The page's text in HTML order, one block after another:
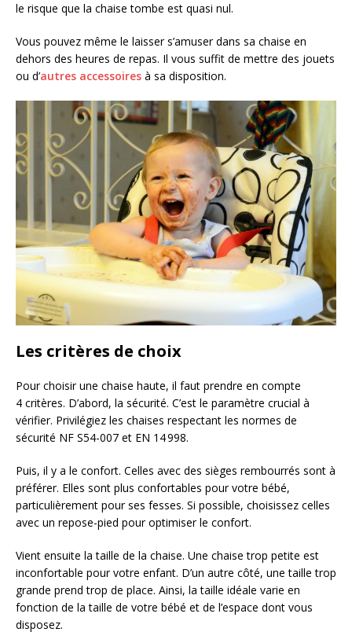
le risque que la chaise tombe est quasi nul.
Vous pouvez même le laisser s’amuser dans sa chaise en
dehors des heures de repas. Il vous suffit de mettre des jouets
ou d’autres accessoires à sa disposition.
Les critères de choix
Pour choisir une chaise haute, il faut prendre en compte
4 critères. D’abord, la sécurité. C’est le paramètre crucial à
vérifier. Privilégiez les chaises respectant les normes de
sécurité NF S54-007 et EN 14 998.
Puis, il y a le confort. Celles avec des sièges rembourrés sont à
préférer. Elles sont plus confortables pour votre bébé,
particulièrement pour ses fesses. Si possible, choisissez celles
avec un repose-pied pour optimiser le confort.
Vient ensuite la taille de la chaise. Une chaise trop petite est
inconfortable pour votre enfant. D’un autre côté, une taille trop
grande prend trop de place. Ainsi, la taille idéale varie en
fonction de la taille de votre bébé et de l’espace dont vous
disposez.